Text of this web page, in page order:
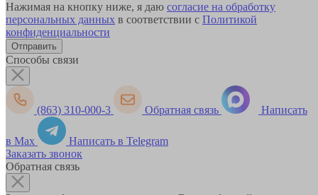
Нажимая на кнопку ниже, я даю согласие на обработку
персональных данных в соответствии с Политикой
конфиденциальности
Способы связи
(863) 310-000-3 Обратная связь Написать
в Max
Написать в Telegram
Заказать звонок
Обратная связь